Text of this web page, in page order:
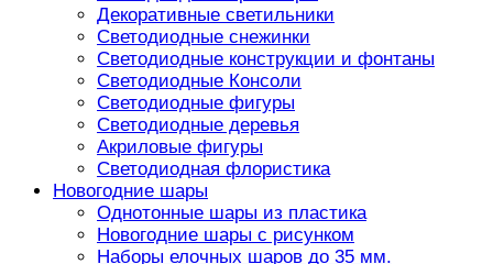
Декоративные светильники
Светодиодные снежинки
Светодиодные конструкции и фонтаны
Светодиодные Консоли
Светодиодные фигуры
Светодиодные деревья
Акриловые фигуры
Светодиодная флористика
Новогодние шары
Однотонные шары из пластика
Новогодние шары с рисунком
Наборы елочных шаров до 35 мм.